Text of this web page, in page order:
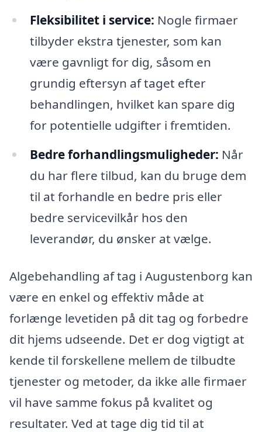
Fleksibilitet i service: Nogle firmaer
tilbyder ekstra tjenester, som kan
være gavnligt for dig, såsom en
grundig eftersyn af taget efter
behandlingen, hvilket kan spare dig
for potentielle udgifter i fremtiden.
Bedre forhandlingsmuligheder: Når
du har flere tilbud, kan du bruge dem
til at forhandle en bedre pris eller
bedre servicevilkår hos den
leverandør, du ønsker at vælge.
Algebehandling af tag i Augustenborg kan
være en enkel og effektiv måde at
forlænge levetiden på dit tag og forbedre
dit hjems udseende. Det er dog vigtigt at
kende til forskellene mellem de tilbudte
tjenester og metoder, da ikke alle firmaer
vil have samme fokus på kvalitet og
resultater. Ved at tage dig tid til at